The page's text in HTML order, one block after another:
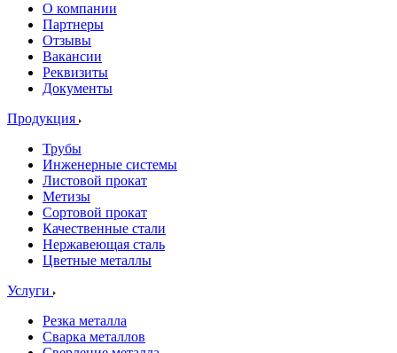
О компании
Партнеры
Отзывы
Вакансии
Реквизиты
Документы
Продукция
Трубы
Инженерные системы
Листовой прокат
Метизы
Сортовой прокат
Качественные стали
Нержавеющая сталь
Цветные металлы
Услуги
Резка металла
Сварка металлов